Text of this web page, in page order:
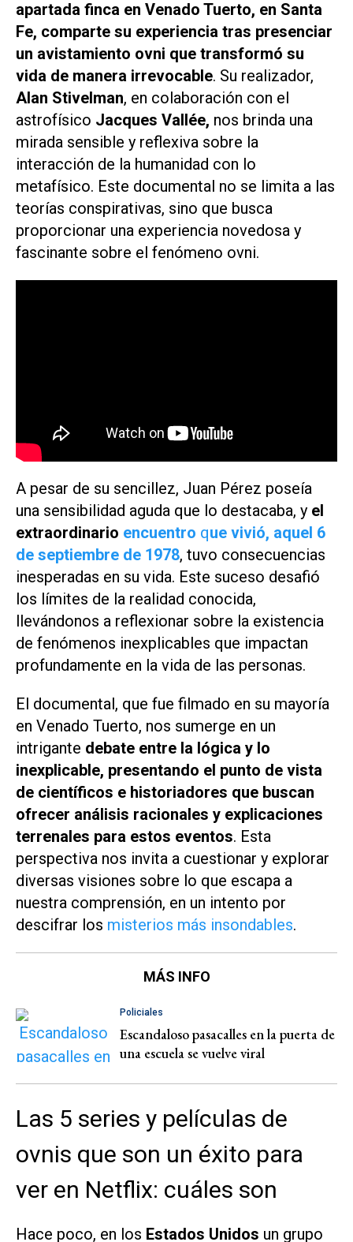
apartada finca en Venado Tuerto, en Santa
Fe, comparte su experiencia tras presenciar
un avistamiento ovni que transformó su
vida de manera irrevocable. Su realizador,
Alan Stivelman, en colaboración con el
astrofísico Jacques Vallée, nos brinda una
mirada sensible y reflexiva sobre la
interacción de la humanidad con lo
metafísico. Este documental no se limita a las
teorías conspirativas, sino que busca
proporcionar una experiencia novedosa y
fascinante sobre el fenómeno ovni.
A pesar de su sencillez, Juan Pérez poseía
una sensibilidad aguda que lo destacaba, y el
extraordinario encuentro que vivió, aquel 6
de septiembre de 1978, tuvo consecuencias
inesperadas en su vida. Este suceso desafió
los límites de la realidad conocida,
llevándonos a reflexionar sobre la existencia
de fenómenos inexplicables que impactan
profundamente en la vida de las personas.
El documental, que fue filmado en su mayoría
en Venado Tuerto, nos sumerge en un
intrigante debate entre la lógica y lo
inexplicable, presentando el punto de vista
de científicos e historiadores que buscan
ofrecer análisis racionales y explicaciones
terrenales para estos eventos. Esta
perspectiva nos invita a cuestionar y explorar
diversas visiones sobre lo que escapa a
nuestra comprensión, en un intento por
descifrar los misterios más insondables.
MÁS INFO
Policiales
Escandaloso pasacalles en la puerta de
una escuela se vuelve viral
Las 5 series y películas de
ovnis que son un éxito para
ver en Netflix: cuáles son
Hace poco, en los Estados Unidos un grupo